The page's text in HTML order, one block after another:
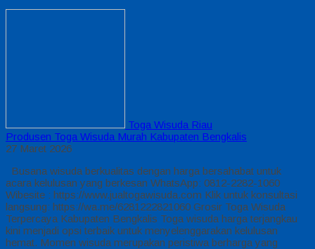
Toga Wisuda Riau
Produsen Toga Wisuda Murah Kabupaten Bengkalis
27 Maret 2026
Busana wisuda berkualitas dengan harga bersahabat untuk
acara kelulusan yang berkesan WhatsApp: 0812-2282-1060
Wibesite : https://www.jualtogawisuda.com Klik untuk konsultasi
langsung: https://wa.me/6281222821060 Grosir Toga Wisuda
Terpercaya Kabupaten Bengkalis Toga wisuda harga terjangkau
kini menjadi opsi terbaik untuk menyelenggarakan kelulusan
hemat. Momen wisuda merupakan peristiwa berharga yang